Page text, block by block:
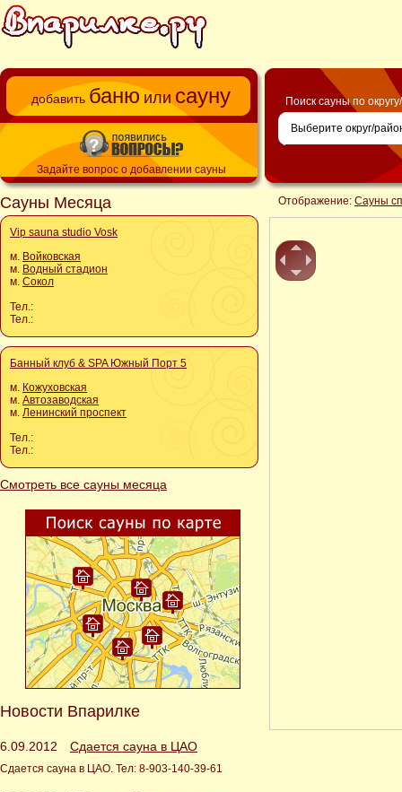
добавить баню или сауну
Задайте вопрос о добавлении сауны
Сауны Месяца
Vip sauna studio Vosk
м. Войковская
м. Водный стадион
м. Сокол
Тел.:
Тел.:
Банный клуб & SPA Южный Порт 5
м. Кожуховская
м. Автозаводская
м. Ленинский проспект
Тел.:
Тел.:
Смотреть все сауны месяца
Новости Впарилке
6.09.2012 Сдается сауна в ЦАО
Сдается сауна в ЦАО. Тел: 8-903-140-39-61
Поиск сауны по
Отображение: Сауны